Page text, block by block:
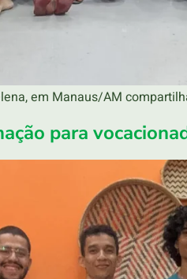
em Manaus/AM
para